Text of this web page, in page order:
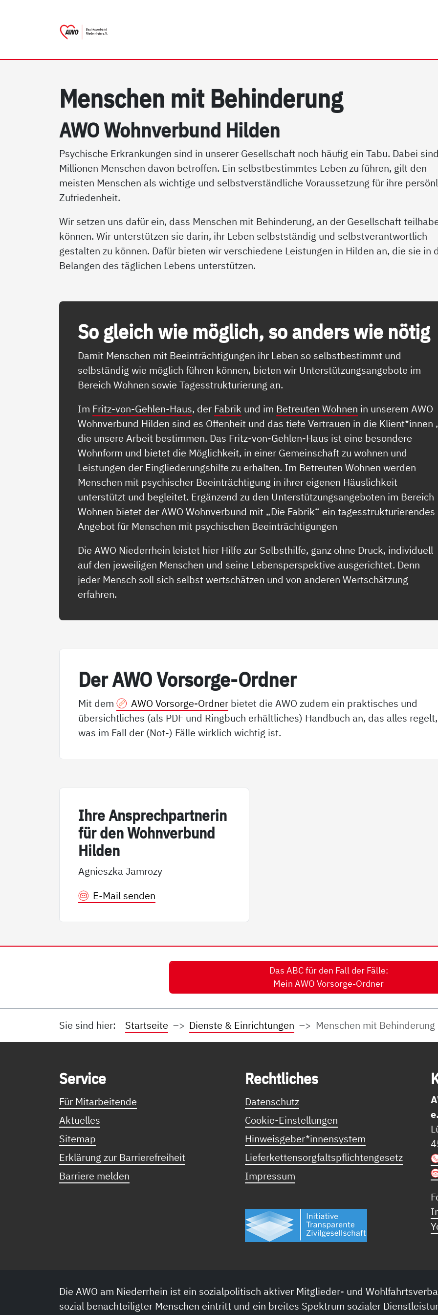
Men­schen mit Be­hin­de­rung
AWO Wohn­ver­bund Hil­den
Psychische Erkrankungen sind in unserer Gesellschaft noch häufig ein Tabu. Dabei sind
Millionen Menschen davon betroffen. Ein selbstbestimmtes Leben zu führen, gilt den
meisten Menschen als wichtige und selbstverständliche Voraussetzung für ihre
Zufriedenheit.
Wir setzen uns dafür ein, dass Menschen mit Behinderung, an der Gesellschaft
können. Wir unterstützen sie darin, ihr Leben selbstständig und selbstverantwortlich
gestalten zu können. Dafür bieten wir verschiedene Leistungen in Hilden an, die sie in
Belangen des täglichen Lebens unterstützen.
So gleich wie mög­lich, so an­ders wie nö­t­ig
Damit Menschen mit Beeinträchtigungen ihr Leben so selbstbestimmt und
selbständig wie möglich führen können, bieten wir Unterstützungsangebote im
Bereich Wohnen sowie Tagesstrukturierung an.
Im Fritz-von-Gehlen-Haus, der Fabrik und im Betreuten Wohnen in unserem AWO
Wohnverbund Hilden sind es Offenheit und das tiefe Vertrauen in die Klient*innen ,
die unsere Arbeit bestimmen. Das Fritz-von-Gehlen-Haus ist eine besondere
Wohnform und bietet die Möglichkeit, in einer Gemeinschaft zu wohnen und
Leistungen der Eingliederungshilfe zu erhalten. Im Betreuten Wohnen werden
Menschen mit psychischer Beeinträchtigung in ihrer eigenen Häuslichkeit
unterstützt und begleitet. Ergänzend zu den Unterstützungsangeboten im Bereich
Wohnen bietet der AWO Wohnverbund mit „Die Fabrik“ ein tagesstrukturierendes
Angebot für Menschen mit psychischen Beeinträchtigungen
Die AWO Niederrhein leistet hier Hilfe zur Selbsthilfe, ganz ohne Druck, individuell
auf den jeweiligen Menschen und seine Lebensperspektive ausgerichtet. Denn
jeder Mensch soll sich selbst wertschätzen und von anderen Wertschätzung
erfahren.
Der AWO Vor­sor­ge-Ord­ner
Mit dem AWO Vorsorge-Ordner bietet die AWO zudem ein praktisches und
übersichtliches (als PDF und Ringbuch erhältliches) Handbuch an, das alles regelt,
was im Fall der (Not-) Fälle wirklich wichtig ist.
Ih­re An­sp­rech­part­ne­rin
für den Wohn­ver­bund
Hil­den
Agnieszka Jamrozy
E-Mail senden
Das ABC für den Fall der Fälle:
Mein AWO Vorsorge-Ordner
Sie sind hier: Startseite Dienste & Einrichtungen Menschen mit Behinderung
Ser­vice
Für Mitarbeitende
Aktuelles
Sitemap
Erklärung zur Barrierefreiheit
Barriere melden
Recht­li­ches
Datenschutz
Cookie-Einstellungen
Hinweisgeber*innensystem
Lieferkettensorgfaltspflichtengesetz
Impressum
Die AWO am Niederrhein ist ein sozialpolitisch aktiver Mitglieder- und
sozial benachteiligter Menschen eintritt und ein breites Spektrum sozialer